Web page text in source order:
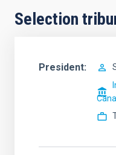
Selection
President